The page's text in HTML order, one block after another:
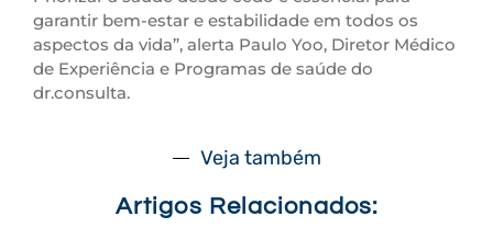
garantir bem-estar e estabilidade em todos os
aspectos da vida”, alerta Paulo Yoo, Diretor Médico
de Experiência e Programas de saúde do
dr.consulta.
Veja também
Artigos Relacionados: